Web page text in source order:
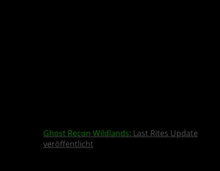
Ghost Recon Wildlands: Last Rites Update
veröffentlicht